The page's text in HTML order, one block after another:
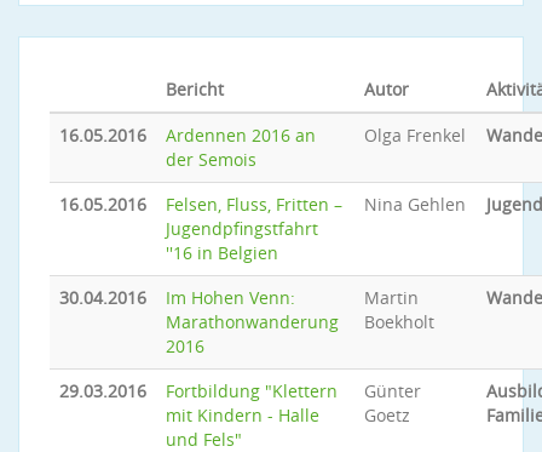
Bericht Autor
16.05.2016
Ardennen 2016 an
der Semois
Olga Frenkel
16.05.2016
Felsen, Fluss, Fritten –
Jugendpfingstfahrt
''16 in Belgien
Nina Gehlen
30.04.2016
Im Hohen Venn:
Marathonwanderung
2016
Martin
Boekholt
29.03.2016
Fortbildung "Klettern
mit Kindern - Halle
und Fels"
Günter
Goetz